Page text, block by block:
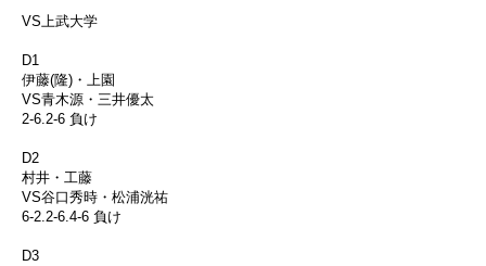
VS上武大学
D1
伊藤(隆)・上園
VS青木源・三井優太
2-6.2-6 負け
D2
村井・工藤
VS谷口秀時・松浦洸祐
6-2.2-6.4-6 負け
D3